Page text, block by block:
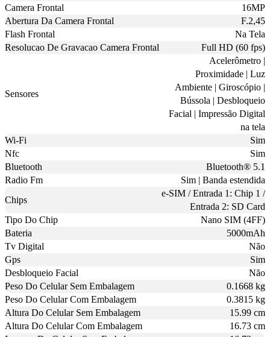
Camera Frontal
16MP
Abertura Da Camera Frontal
F.2,45
Flash Frontal
Na Tela
Resolucao De Gravacao Camera Frontal
Full HD (60 fps)
Sensores
Acelerômetro |
Proximidade | Luz
Ambiente | Giroscópio |
Bússola | Desbloqueio
Facial | Impressão Digital
na tela
Wi-Fi
Sim
Nfc
Sim
Bluetooth
Bluetooth® 5.1
Radio Fm
Sim | Banda estendida
Chips
e-SIM / Entrada 1: Chip 1 /
Entrada 2: SD Card
Tipo Do Chip
Nano SIM (4FF)
Bateria
5000mAh
Tv Digital
Não
Gps
Sim
Desbloqueio Facial
Não
Peso Do Celular Sem Embalagem
0.1668 kg
Peso Do Celular Com Embalagem
0.3815 kg
Altura Do Celular Sem Embalagem
15.99 cm
Altura Do Celular Com Embalagem
16.73 cm